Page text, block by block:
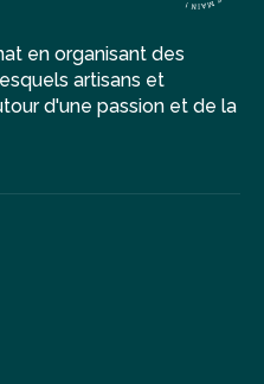
en organisant des
artisans et
d'une passion et de la